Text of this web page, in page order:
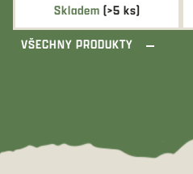
Skladem (>5 ks)
VŠECHNY PRODUKTY